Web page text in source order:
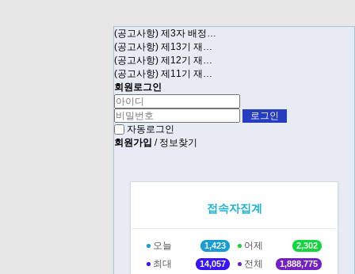
(공고사항) 제3자 배정…
(공고사항) 제13기 재…
(공고사항) 제12기 재…
(공고사항) 제11기 재…
회원로그인
자동로그인
회원가입 / 정보찾기
접속자집계
오늘 1,423 어제 2,302
최대 14,057 전체 1,888,775